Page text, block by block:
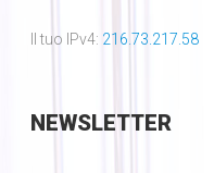
Il tuo IPv4: 216.73.217.58
NEWSLETTER